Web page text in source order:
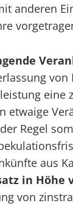
anderen
von
eine
etwaige
Regel
aus
in Höhe
von